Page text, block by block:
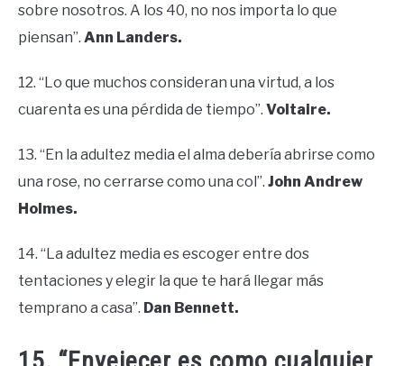
sobre nosotros. A los 40, no nos importa lo que
piensan”. Ann Landers.
12. “Lo que muchos consideran una virtud, a los
cuarenta es una pérdida de tiempo”. Voltaire.
13. “En la adultez media el alma debería abrirse como
una rose, no cerrarse como una col”. John Andrew
Holmes.
14. “La adultez media es escoger entre dos
tentaciones y elegir la que te hará llegar más
temprano a casa”. Dan Bennett.